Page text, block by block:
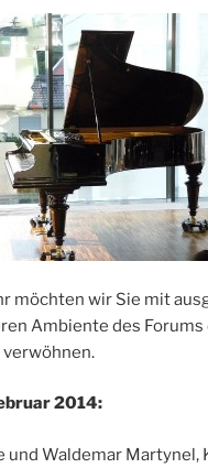
möchten wir Sie mit
Ambiente des Forums
2014:
und Waldemar Martynel,